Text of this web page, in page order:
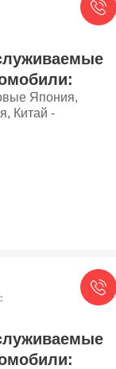
Япония,
Китай -